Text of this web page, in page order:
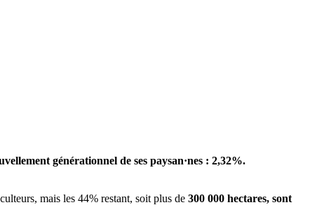
générationnel de ses paysan·nes : 2,32%.
mais les 44% restant, soit plus de 300 000 hectares, sont